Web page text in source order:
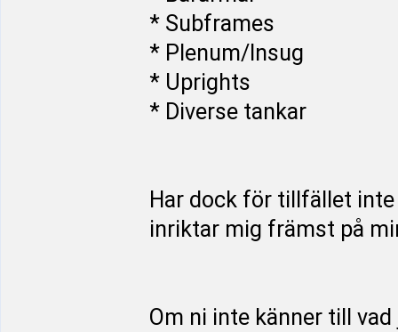
* Subframes
* Plenum/Insug
* Uprights
* Diverse tankar
Har dock för tillfället
inriktar mig främst på
Om ni inte känner till